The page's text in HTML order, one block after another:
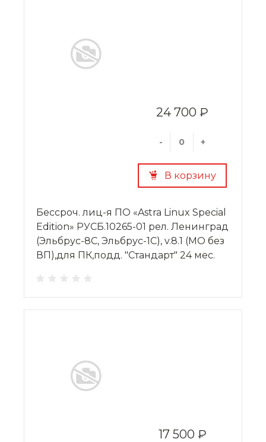
24 700 ₽
- +
В корзину
Бессроч. лиц-я ПО «Astra Linux Special
Edition» РУСБ.10265-01 рел. Ленинград
(Эльбрус-8С, Эльбрус-1С), v.8.1 (МО без
ВП),для ПК,подд. "Стандарт" 24 мес.
17 500 ₽